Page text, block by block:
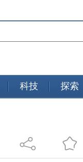
科技 探索